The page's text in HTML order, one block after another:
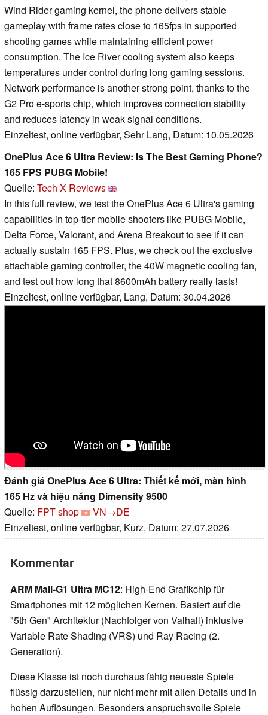
Wind Rider gaming kernel, the phone delivers stable
gameplay with frame rates close to 165fps in supported
shooting games while maintaining efficient power
consumption. The Ice River cooling system also keeps
temperatures under control during long gaming sessions.
Network performance is another strong point, thanks to the
G2 Pro e-sports chip, which improves connection stability
and reduces latency in weak signal conditions.
Einzeltest, online verfügbar, Sehr Lang, Datum: 10.05.2026
OnePlus Ace 6 Ultra Review: Is The Best Gaming Phone?
165 FPS PUBG Mobile!
Quelle: Tech X Reviews
In this full review, we test the OnePlus Ace 6 Ultra's gaming
capabilities in top-tier mobile shooters like PUBG Mobile,
Delta Force, Valorant, and Arena Breakout to see if it can
actually sustain 165 FPS. Plus, we check out the exclusive
attachable gaming controller, the 40W magnetic cooling fan,
and test out how long that 8600mAh battery really lasts!
Einzeltest, online verfügbar, Lang, Datum: 30.04.2026
Đánh giá OnePlus Ace 6 Ultra: Thiết kế mới, màn hình
165 Hz và hiệu năng Dimensity 9500
Quelle: FPT shop
VN→DE
Einzeltest, online verfügbar, Kurz, Datum: 27.07.2026
Kommentar
ARM Mali-G1 Ultra MC12: High-End Grafikchip für
Smartphones mit 12 möglichen Kernen. Basiert auf die
"5th Gen" Architektur (Nachfolger von Valhall) inklusive
Variable Rate Shading (VRS) und Ray Racing (2.
Generation).
Diese Klasse ist noch durchaus fähig neueste Spiele
flüssig darzustellen, nur nicht mehr mit allen Details und in
hohen Auflösungen. Besonders anspruchsvolle Spiele